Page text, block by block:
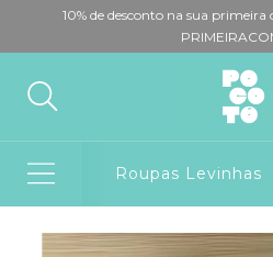
10% de desconto na sua
Roupas Levinhas